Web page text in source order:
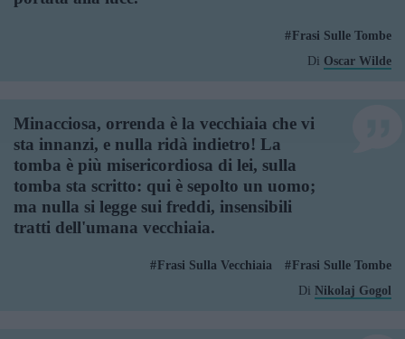
Frasi Sulle Tombe
Di Oscar Wilde
Minacciosa, orrenda è la vecchiaia che vi
sta innanzi, e nulla ridà indietro! La
tomba è più misericordiosa di lei, sulla
tomba sta scritto: qui è sepolto un uomo;
ma nulla si legge sui freddi, insensibili
tratti dell'umana vecchiaia.
Frasi Sulla Vecchiaia
Frasi Sulle Tombe
Di Nikolaj Gogol